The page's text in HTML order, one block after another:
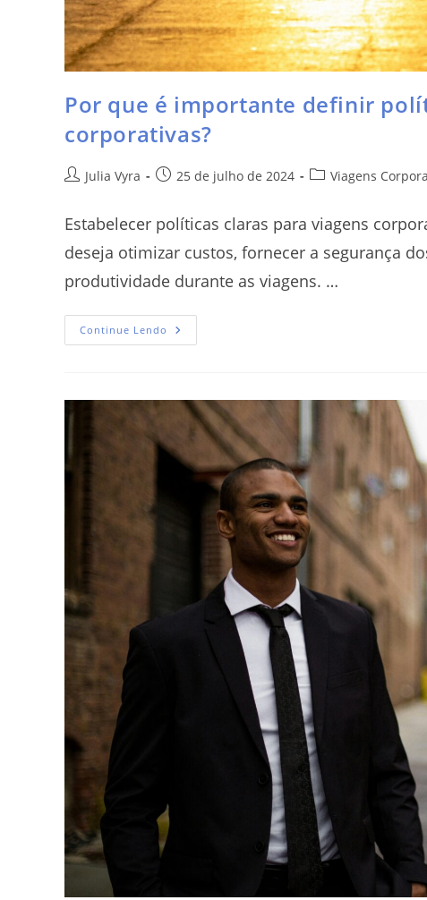
Por que é importante definir
corporativas?
Julia Vyra 25 de julho de 2024 Viagens
Estabelecer políticas claras para viagens
deseja otimizar custos, fornecer a segurança
produtividade durante as viagens. …
Continue Lendo